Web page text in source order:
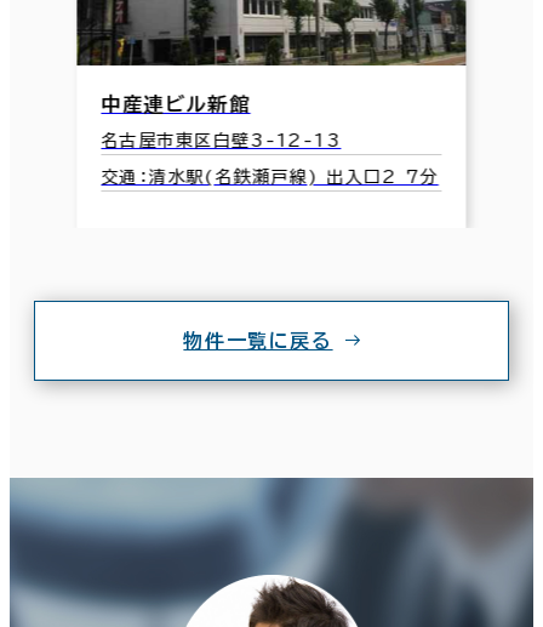
中産連ビル新館
名古屋市東区白壁3-12-13
交通：清水駅(名鉄瀬戸線) 出入口2 7分
物件一覧に戻る